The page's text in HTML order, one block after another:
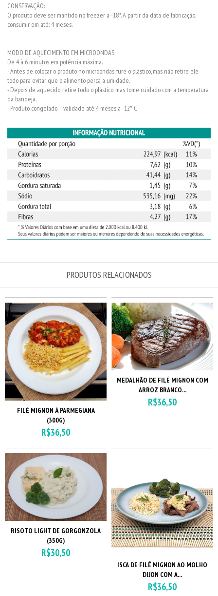
CONSERVAÇÃO:
O produto deve ser mantido no freezer a -18º. A partir da data de fabricação,
consumir em até: 4 meses.
MODO DE AQUECIMENTO EM MICROONDAS:
De 4 à 6 minutos em potência máxima.
- Antes de colocar o produto no microondas, fure o plástico, mas não retire ele
todo para evitar que o alimento perca a umidade.
- Depois de aquecido, retire todo o plástico, mas tome cuidado com a temperatura
da bandeja.
- Produto congelado – validade até 4 meses a -12° C
PRODUTOS RELACIONADOS
FILÉ MIGNON À PARMEGIANA
(300G)
R$36,50
MEDALHÃO DE FILÉ MIGNON COM
ARROZ BRANCO...
R$36,50
RISOTO LIGHT DE GORGONZOLA
(350G)
R$30,50
ISCA DE FILÉ MIGNON AO MOLHO
DIJON COM A...
R$36,50